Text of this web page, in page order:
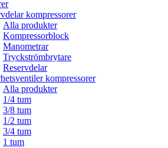
kompressorer
Alla produkter
Kompressorblock
Manometrar
Tryckströmbrytare
Reservdelar
kompressorer
Alla produkter
1/4 tum
3/8 tum
1/2 tum
3/4 tum
1 tum